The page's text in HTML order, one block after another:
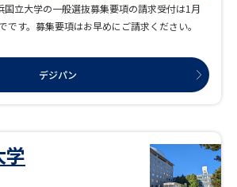
国立大学の一般選抜募集要項の請求受付は1月
です。募集要項はお早めにご請求ください。
デジパン
学